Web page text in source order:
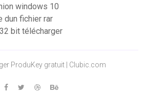
windows 10
dun fichier rar
bit télécharger
ProduKey gratuit | Clubic.com